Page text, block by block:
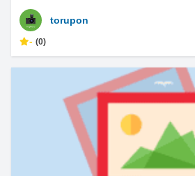
torupon
- (0)